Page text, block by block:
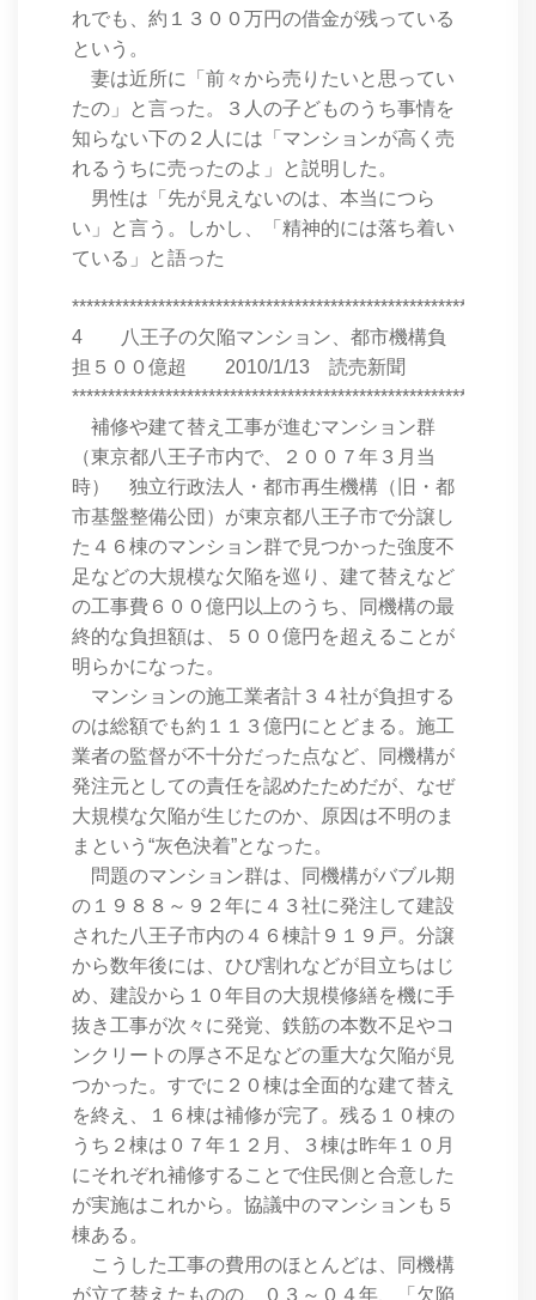
れでも、約１３００万円の借金が残っている
という。
妻は近所に「前々から売りたいと思ってい
たの」と言った。３人の子どものうち事情を
知らない下の２人には「マンションが高く売
れるうちに売ったのよ」と説明した。
男性は「先が見えないのは、本当につら
い」と言う。しかし、「精神的には落ち着い
ている」と語った
4 八王子の欠陥マンション、都市機構負
担５００億超 2010/1/13 読売新聞
補修や建て替え工事が進むマンション群
（東京都八王子市内で、２００７年３月当
時） 独立行政法人・都市再生機構（旧・都
市基盤整備公団）が東京都八王子市で分譲し
た４６棟のマンション群で見つかった強度不
足などの大規模な欠陥を巡り、建て替えなど
の工事費６００億円以上のうち、同機構の最
終的な負担額は、５００億円を超えることが
明らかになった。
マンションの施工業者計３４社が負担する
のは総額でも約１１３億円にとどまる。施工
業者の監督が不十分だった点など、同機構が
発注元としての責任を認めたためだが、なぜ
大規模な欠陥が生じたのか、原因は不明のま
まという“灰色決着”となった。
問題のマンション群は、同機構がバブル期
の１９８８～９２年に４３社に発注して建設
された八王子市内の４６棟計９１９戸。分譲
から数年後には、ひび割れなどが目立ちはじ
め、建設から１０年目の大規模修繕を機に手
抜き工事が次々に発覚、鉄筋の本数不足やコ
ンクリートの厚さ不足などの重大な欠陥が見
つかった。すでに２０棟は全面的な建て替え
を終え、１６棟は補修が完了。残る１０棟の
うち２棟は０７年１２月、３棟は昨年１０月
にそれぞれ補修することで住民側と合意した
が実施はこれから。協議中のマンションも５
棟ある。
こうした工事の費用のほとんどは、同機構
が立て替えたものの、０３～０４年、「欠陥